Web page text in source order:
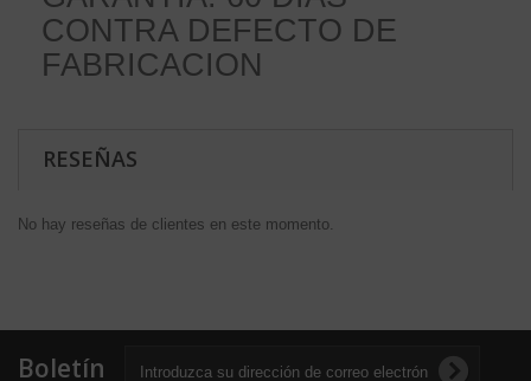
CONTRA DEFECTO DE
FABRICACION
RESEÑAS
No hay reseñas de clientes en este momento.
Boletín